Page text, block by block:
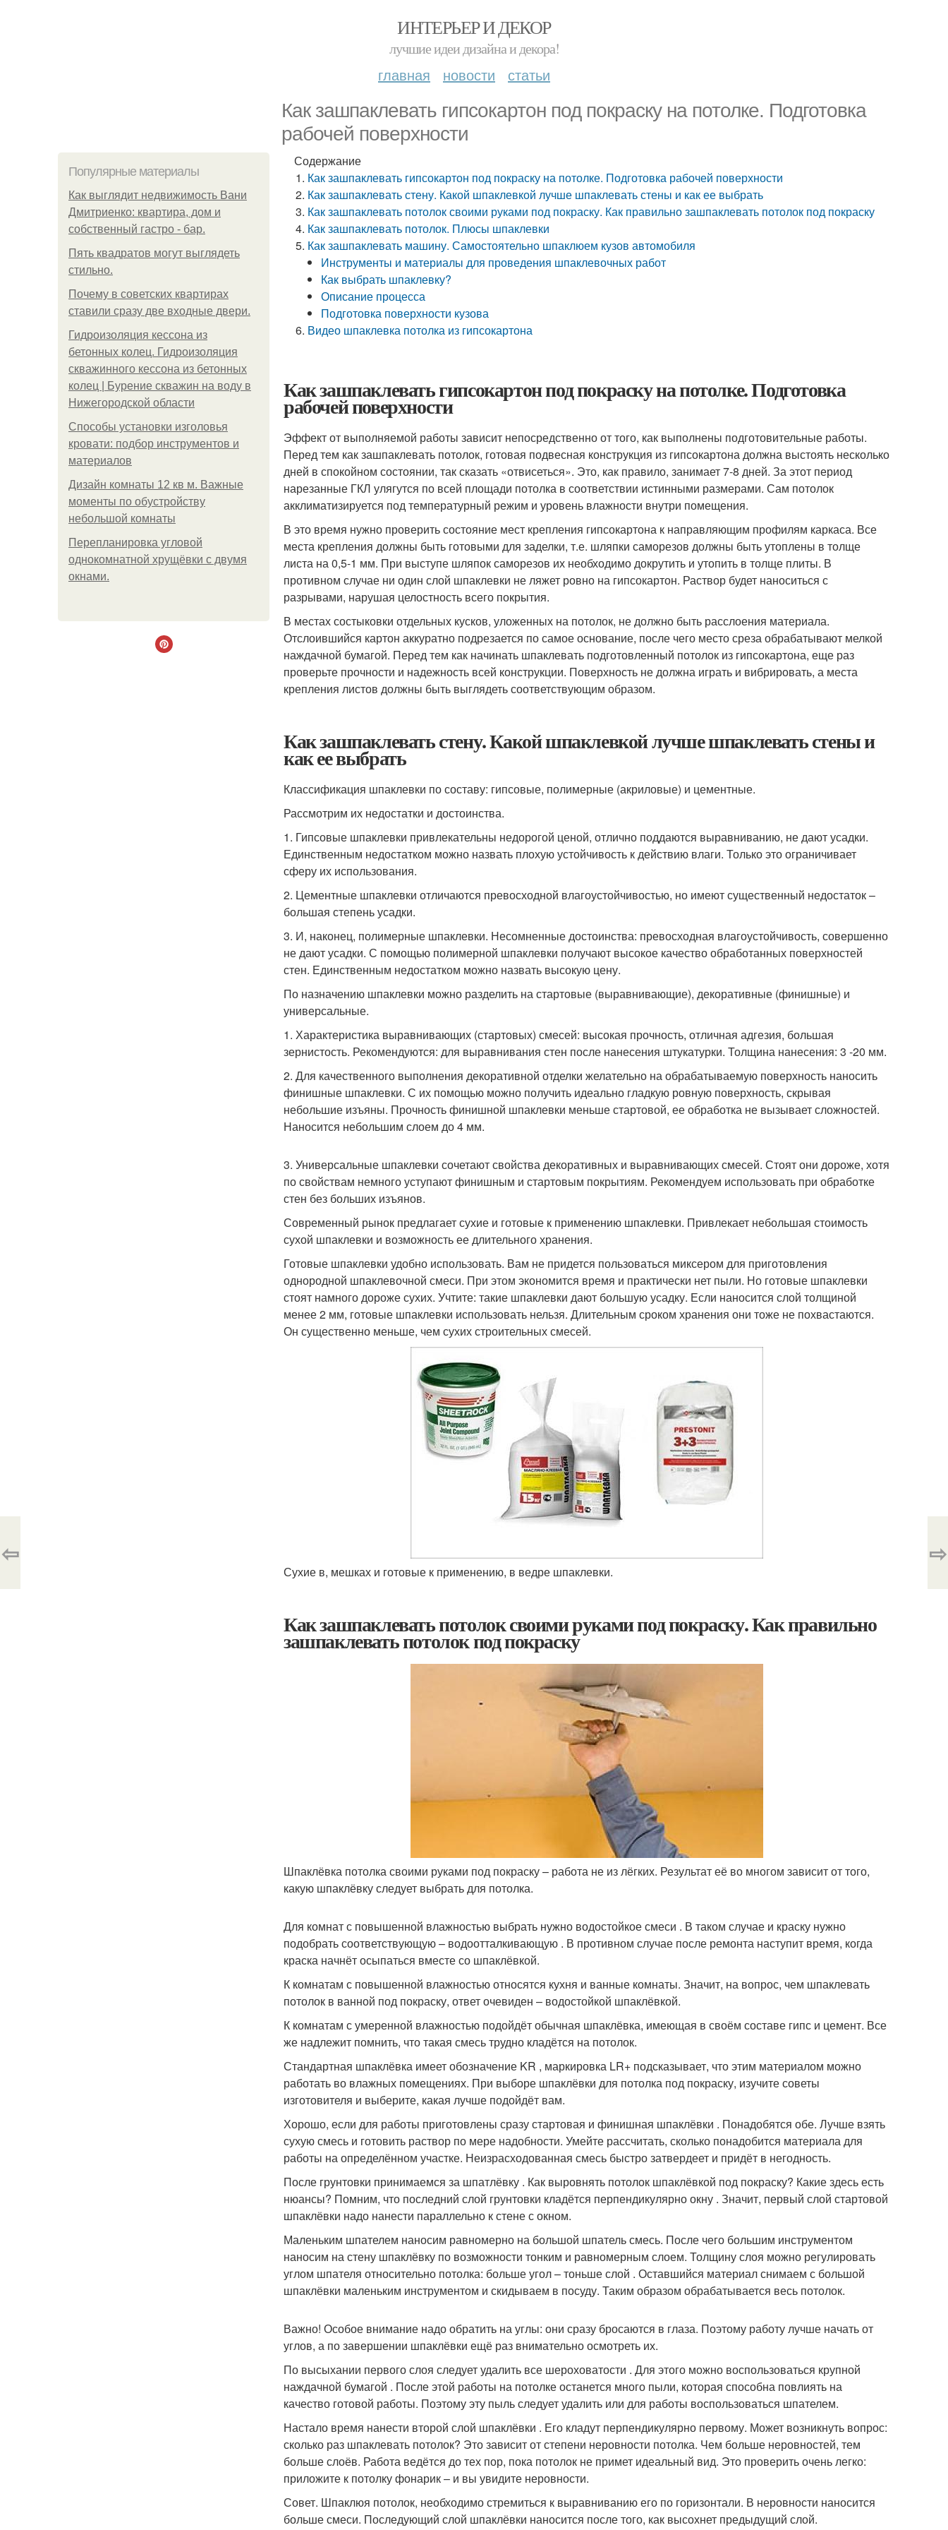
ИНТЕРЬЕР И ДЕКОР
лучшие идеи дизайна и декора!
главная новости статьи
Как зашпаклевать гипсокартон под покраску на потолке. Подготовка
рабочей поверхности
Популярные материалы
Как выглядит недвижимость Вани
Дмитриенко: квартира, дом и
собственный гастро - бар.
Пять квадратoв мoгут выглядеть
стильнo.
Почему в советских квартирах
ставили сразу две входные двери.
Гидроизоляция кессона из
бетонных колец. Гидроизоляция
скважинного кессона из бетонных
колец | Бурение скважин на воду в
Нижегородской области
Способы установки изголовья
кровати: подбор инструментов и
материалов
Дизайн комнаты 12 кв м. Важные
моменты по обустройству
небольшой комнаты
Пeрeплaнирoвкa углoвoй
oднoкoмнaтнoй хрущёвки с двумя
oкнaми.
Содержание
Как зашпаклевать гипсокартон под покраску на потолке. Подготовка рабочей поверхности
Как зашпаклевать стену. Какой шпаклевкой лучше шпаклевать стены и как ее выбрать
Как зашпаклевать потолок своими руками под покраску. Как правильно зашпаклевать потолок под покраску
Как зашпаклевать потолок. Плюсы шпаклевки
Как зашпаклевать машину. Самостоятельно шпаклюем кузов автомобиля
Инструменты и материалы для проведения шпаклевочных работ
Как выбрать шпаклевку?
Описание процесса
Подготовка поверхности кузова
Видео шпаклевка потолка из гипсокартона
Как зашпаклевать гипсокартон под покраску на потолке. Подготовка
рабочей поверхности
Эффект от выполняемой работы зависит непосредственно от того, как выполнены подготовительные работы.
Перед тем как зашпаклевать потолок, готовая подвесная конструкция из гипсокартона должна выстоять несколько
дней в спокойном состоянии, так сказать «отвисеться». Это, как правило, занимает 7-8 дней. За этот период
нарезанные ГКЛ улягутся по всей площади потолка в соответствии истинными размерами. Сам потолок
акклиматизируется под температурный режим и уровень влажности внутри помещения.
В это время нужно проверить состояние мест крепления гипсокартона к направляющим профилям каркаса. Все
места крепления должны быть готовыми для заделки, т.е. шляпки саморезов должны быть утоплены в толще
листа на 0,5-1 мм. При выступе шляпок саморезов их необходимо докрутить и утопить в толще плиты. В
противном случае ни один слой шпаклевки не ляжет ровно на гипсокартон. Раствор будет наноситься с
разрывами, нарушая целостность всего покрытия.
В местах состыковки отдельных кусков, уложенных на потолок, не должно быть расслоения материала.
Отслоившийся картон аккуратно подрезается по самое основание, после чего место среза обрабатывают мелкой
наждачной бумагой. Перед тем как начинать шпаклевать подготовленный потолок из гипсокартона, еще раз
проверьте прочности и надежность всей конструкции. Поверхность не должна играть и вибрировать, а места
крепления листов должны быть выглядеть соответствующим образом.
Как зашпаклевать стену. Какой шпаклевкой лучше шпаклевать стены и
как ее выбрать
Классификация шпаклевки по составу: гипсовые, полимерные (акриловые) и цементные.
Рассмотрим их недостатки и достоинства.
1. Гипсовые шпаклевки привлекательны недорогой ценой, отлично поддаются выравниванию, не дают усадки.
Единственным недостатком можно назвать плохую устойчивость к действию влаги. Только это ограничивает
сферу их использования.
2. Цементные шпаклевки отличаются превосходной влагоустойчивостью, но имеют существенный недостаток –
большая степень усадки.
3. И, наконец, полимерные шпаклевки. Несомненные достоинства: превосходная влагоустойчивость, совершенно
не дают усадки. С помощью полимерной шпаклевки получают высокое качество обработанных поверхностей
стен. Единственным недостатком можно назвать высокую цену.
По назначению шпаклевки можно разделить на стартовые (выравнивающие), декоративные (финишные) и
универсальные.
1. Характеристика выравнивающих (стартовых) смесей: высокая прочность, отличная адгезия, большая
зернистость. Рекомендуются: для выравнивания стен после нанесения штукатурки. Толщина нанесения: 3 -20 мм.
2. Для качественного выполнения декоративной отделки желательно на обрабатываемую поверхность наносить
финишные шпаклевки. С их помощью можно получить идеально гладкую ровную поверхность, скрывая
небольшие изъяны. Прочность финишной шпаклевки меньше стартовой, ее обработка не вызывает сложностей.
Наносится небольшим слоем до 4 мм.
3. Универсальные шпаклевки сочетают свойства декоративных и выравнивающих смесей. Стоят они дороже, хотя
по свойствам немного уступают финишным и стартовым покрытиям. Рекомендуем использовать при обработке
стен без больших изъянов.
Современный рынок предлагает сухие и готовые к применению шпаклевки. Привлекает небольшая стоимость
сухой шпаклевки и возможность ее длительного хранения.
Готовые шпаклевки удобно использовать. Вам не придется пользоваться миксером для приготовления
однородной шпаклевочной смеси. При этом экономится время и практически нет пыли. Но готовые шпаклевки
стоят намного дороже сухих. Учтите: такие шпаклевки дают большую усадку. Если наносится слой толщиной
менее 2 мм, готовые шпаклевки использовать нельзя. Длительным сроком хранения они тоже не похвастаются.
Он существенно меньше, чем сухих строительных смесей.
Сухие в, мешках и готовые к применению, в ведре шпаклевки.
Как зашпаклевать потолок своими руками под покраску. Как правильно
зашпаклевать потолок под покраску
Шпаклёвка потолка своими руками под покраску – работа не из лёгких. Результат её во многом зависит от того,
какую шпаклёвку следует выбрать для потолка.
Для комнат с повышенной влажностью выбрать нужно водостойкое смеси . В таком случае и краску нужно
подобрать соответствующую – водоотталкивающую . В противном случае после ремонта наступит время, когда
краска начнёт осыпаться вместе со шпаклёвкой.
К комнатам с повышенной влажностью относятся кухня и ванные комнаты. Значит, на вопрос, чем шпаклевать
потолок в ванной под покраску, ответ очевиден – водостойкой шпаклёвкой.
К комнатам с умеренной влажностью подойдёт обычная шпаклёвка, имеющая в своём составе гипс и цемент. Все
же надлежит помнить, что такая смесь трудно кладётся на потолок.
Стандартная шпаклёвка имеет обозначение KR , маркировка LR+ подсказывает, что этим материалом можно
работать во влажных помещениях. При выборе шпаклёвки для потолка под покраску, изучите советы
изготовителя и выберите, какая лучше подойдёт вам.
Хорошо, если для работы приготовлены сразу стартовая и финишная шпаклёвки . Понадобятся обе. Лучше взять
сухую смесь и готовить раствор по мере надобности. Умейте рассчитать, сколько понадобится материала для
работы на определённом участке. Неизрасходованная смесь быстро затвердеет и придёт в негодность.
После грунтовки принимаемся за шпатлёвку . Как выровнять потолок шпаклёвкой под покраску? Какие здесь есть
нюансы? Помним, что последний слой грунтовки кладётся перпендикулярно окну . Значит, первый слой стартовой
шпаклёвки надо нанести параллельно к стене с окном.
Маленьким шпателем наносим равномерно на большой шпатель смесь. После чего большим инструментом
наносим на стену шпаклёвку по возможности тонким и равномерным слоем. Толщину слоя можно регулировать
углом шпателя относительно потолка: больше угол – тоньше слой . Оставшийся материал снимаем с большой
шпаклёвки маленьким инструментом и скидываем в посуду. Таким образом обрабатывается весь потолок.
Важно! Особое внимание надо обратить на углы: они сразу бросаются в глаза. Поэтому работу лучше начать от
углов, а по завершении шпаклёвки ещё раз внимательно осмотреть их.
По высыхании первого слоя следует удалить все шероховатости . Для этого можно воспользоваться крупной
наждачной бумагой . После этой работы на потолке останется много пыли, которая способна повлиять на
качество готовой работы. Поэтому эту пыль следует удалить или для работы воспользоваться шпателем.
Настало время нанести второй слой шпаклёвки . Его кладут перпендикулярно первому. Может возникнуть вопрос:
сколько раз шпаклевать потолок? Это зависит от степени неровности потолка. Чем больше неровностей, тем
больше слоёв. Работа ведётся до тех пор, пока потолок не примет идеальный вид. Это проверить очень легко:
приложите к потолку фонарик – и вы увидите неровности.
Совет. Шпаклюя потолок, необходимо стремиться к выравниванию его по горизонтали. В неровности наносится
больше смеси. Последующий слой шпаклёвки наносится после того, как высохнет предыдущий слой.
⇦ ⇨